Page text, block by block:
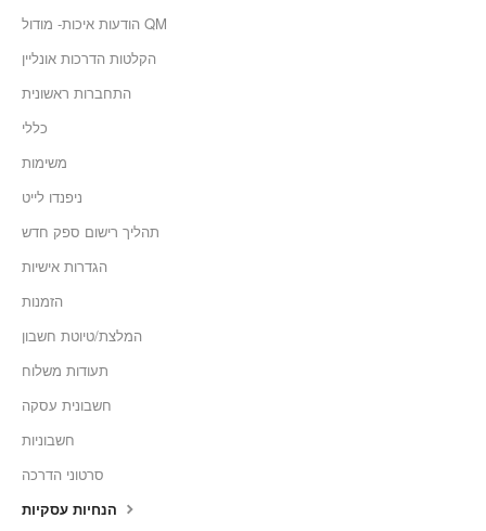
הודעות איכות- מודול QM
הקלטות הדרכות אונליין
התחברות ראשונית
כללי
משימות
ניפנדו לייט
תהליך רישום ספק חדש
הגדרות אישיות
הזמנות
המלצת/טיוטת חשבון
תעודות משלוח
חשבונית עסקה
חשבוניות
סרטוני הדרכה